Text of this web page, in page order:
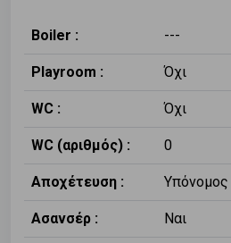
Boiler : ---
Playroom : Όχι
WC : Όχι
WC (αριθμός) : 0
Αποχέτευση : Υπόνομος
Ασανσέρ : Ναι